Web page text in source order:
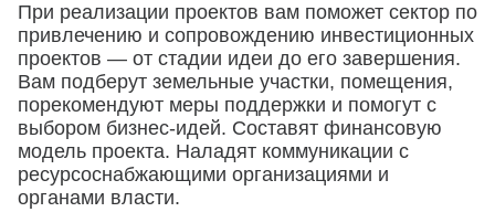
При реализации проектов вам поможет сектор по
привлечению и сопровождению инвестиционных
проектов — от стадии идеи до его завершения.
Вам подберут земельные участки, помещения,
порекомендуют меры поддержки и помогут с
выбором бизнес-идей. Составят финансовую
модель проекта. Наладят коммуникации с
ресурсоснабжающими организациями и
органами власти.